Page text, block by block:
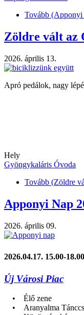
Tovább (Apponyi
Zöldre vált az
2026. április 13.
Apró pedálok, nagy
Hely
Gyöngykaláris Óvoda
Tovább (Zöldre
Apponyi Nap
2026. április 09.
2026.04.17. 15.00-
Új Városi Piac
• Élő zene
• Aranyalma